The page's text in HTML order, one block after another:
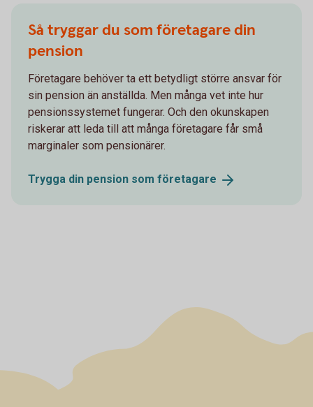
Så tryggar du som företagare din
pension
Företagare behöver ta ett betydligt större ansvar för
sin pension än anställda. Men många vet inte hur
pensionssystemet fungerar. Och den okunskapen
riskerar att leda till att många företagare får små
marginaler som pensionärer.
Trygga din pension som företagare